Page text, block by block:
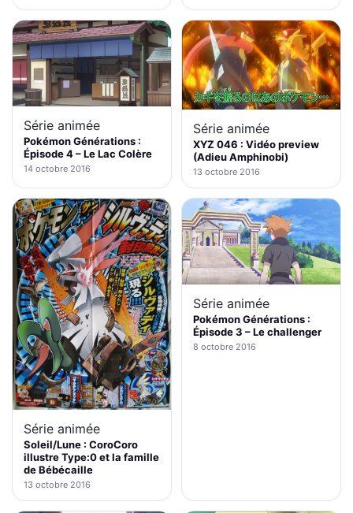
Série animée
Pokémon Générations :
Épisode 4 – Le Lac Colère
14 octobre 2016
Série animée
XYZ 046 : Vidéo preview
(Adieu Amphinobi)
13 octobre 2016
Série animée
Soleil/Lune : CoroCoro
illustre Type:0 et la famille
de Bébécaille
13 octobre 2016
Série animée
Pokémon Générations :
Épisode 3 – Le challenger
8 octobre 2016